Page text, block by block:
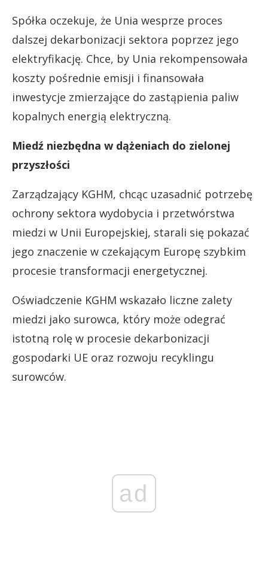
Spółka oczekuje, że Unia wesprze proces
dalszej dekarbonizacji sektora poprzez jego
elektryfikację. Chce, by Unia rekompensowała
koszty pośrednie emisji i finansowała
inwestycje zmierzające do zastąpienia paliw
kopalnych energią elektryczną.
Miedź niezbędna w dążeniach do zielonej
przyszłości
Zarządzający KGHM, chcąc uzasadnić potrzebę
ochrony sektora wydobycia i przetwórstwa
miedzi w Unii Europejskiej, starali się pokazać
jego znaczenie w czekającym Europę szybkim
procesie transformacji energetycznej.
Oświadczenie KGHM wskazało liczne zalety
miedzi jako surowca, który może odegrać
istotną rolę w procesie dekarbonizacji
gospodarki UE oraz rozwoju recyklingu
surowców.
ad